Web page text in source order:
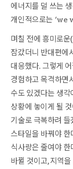
에너지를 덜 쓰는
개인적으로는
며칠 전에 흥미로
잠갔더니 반대편에
대응했다. 그렇게
경험하고 목격하면
수도 있겠다는 생
상황에 놓이게 될
기술로 극복하려 들
스타일을 바꿔야 한
식사량은 줄여야 한
바뀔 것이고, 지역